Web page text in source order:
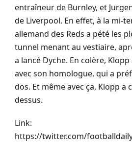
entraîneur de Burnley, et
de Liverpool. En effet, à la mi-
allemand des Reds a pété les
tunnel menant au vestiaire,
a lancé Dyche. En colère,
avec son homologue, qui a
dos. Et même avec ça, Klopp
dessus.
Link:
https://twitter.com/